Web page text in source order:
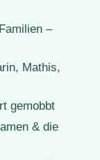
–
Mathis,
gemobbt
& die